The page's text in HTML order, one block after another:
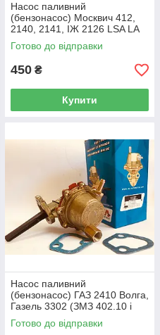
Насос паливний
(бензонасос) Москвич 412,
2140, 2141, ІЖ 2126 LSA LA
412-1106010
Готово до відправки
450 ₴
Купити
Насос паливний
(бензонасос) ГАЗ 2410 Волга,
Газель 3302 (ЗМЗ 402.10 і
4021-70) LSA LA 24-1106010
пунжерний
Готово до відправки